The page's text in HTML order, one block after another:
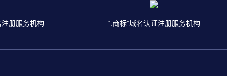
册服务机构 “.商标”域名认证注册服务机构